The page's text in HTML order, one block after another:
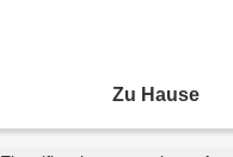
Zu Hause